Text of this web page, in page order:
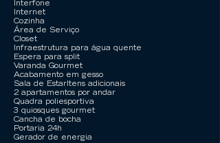
Interfone
Internet
Cozinha
Área de Serviço
Closet
Infraestrutura para água quente
Espera para split
Varanda Gourmet
Acabamento em gesso
Sala de EstarItens adicionais
2 apartamentos por andar
Quadra poliesportiva
3 quiosques gourmet
Cancha de bocha
Portaria 24h
Gerador de energia